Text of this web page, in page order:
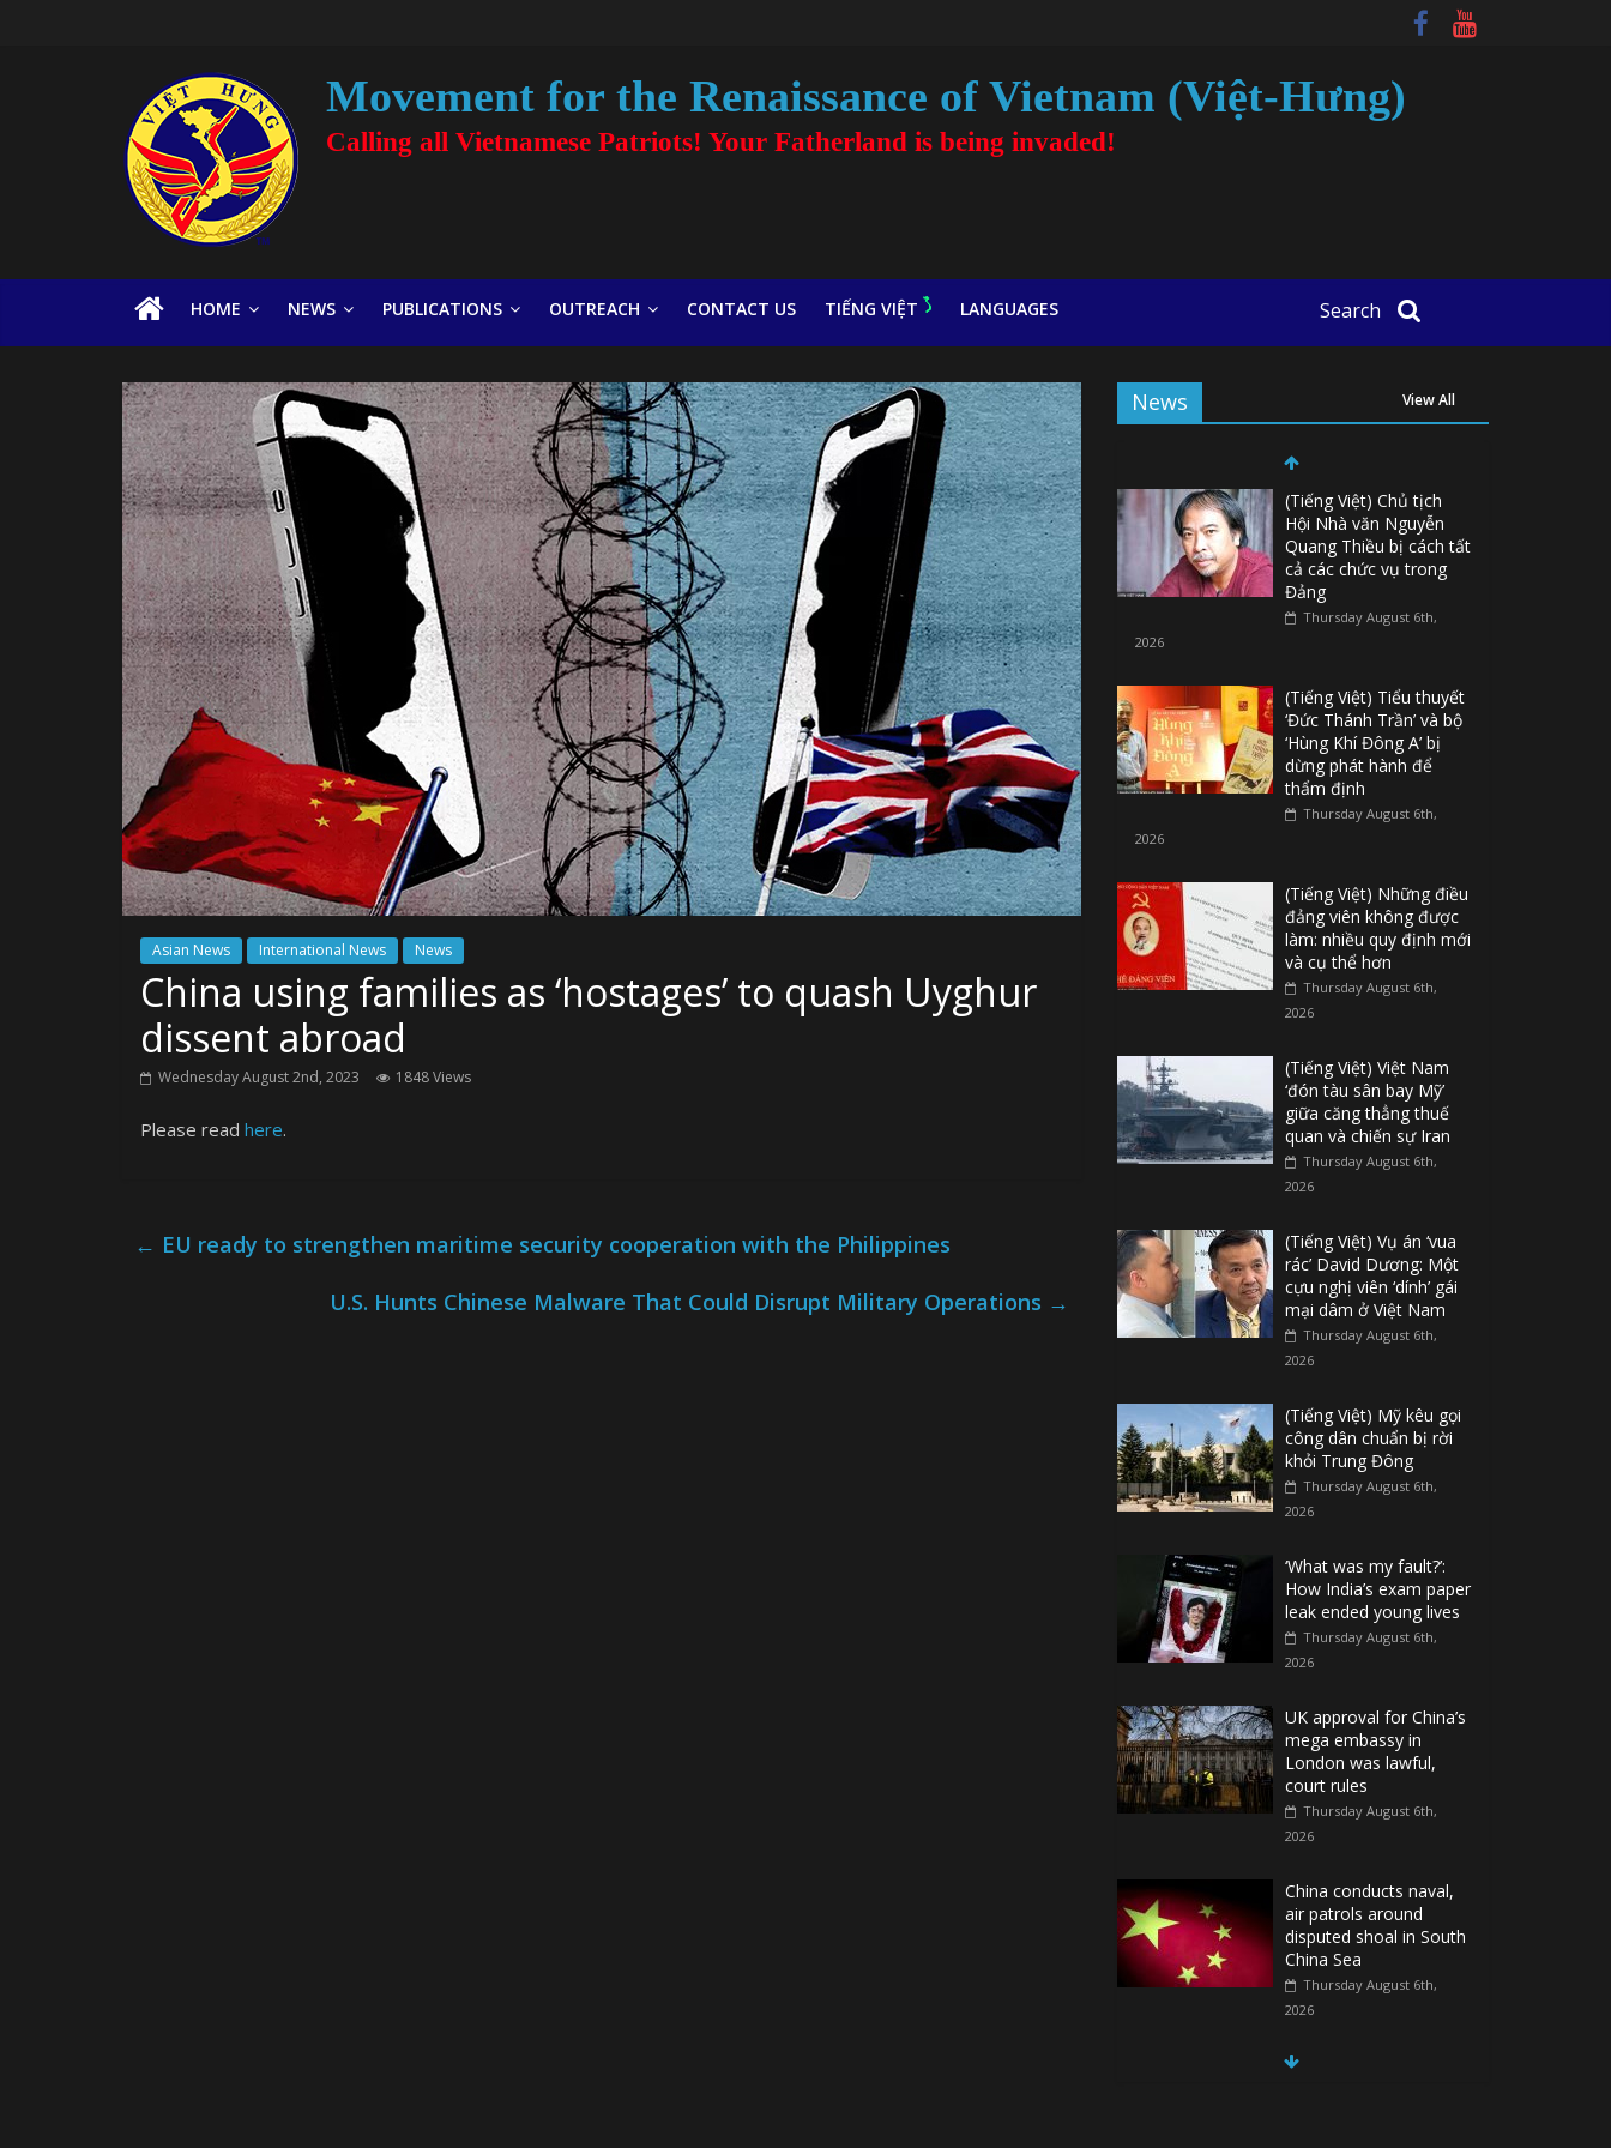
Movement for the Renaissance of Vietnam (Việt-Hưng)
Calling all Vietnamese Patriots! Your Fatherland is being invaded!
HOME NEWS PUBLICATIONS OUTREACH CONTACT US TIẾNG VIỆT LANGUAGES Search
Asian News International News News
China using families as ‘hostages’ to quash Uyghur
dissent abroad
Wednesday August 2nd, 2023 1848 Views
Please read here.
← EU ready to strengthen maritime security cooperation with the Philippines
U.S. Hunts Chinese Malware That Could Disrupt Military Operations →
News View All
(Tiếng Việt) Chủ tịch
Hội Nhà văn Nguyễn
Quang Thiều bị cách tất
cả các chức vụ trong
Đảng
Thursday August 6th,
2026
(Tiếng Việt) Tiểu thuyết
‘Đức Thánh Trần’ và bộ
‘Hùng Khí Đông A’ bị
dừng phát hành để
thẩm định
Thursday August 6th,
2026
(Tiếng Việt) Những điều
đảng viên không được
làm: nhiều quy định mới
và cụ thể hơn
Thursday August 6th,
2026
(Tiếng Việt) Việt Nam
‘đón tàu sân bay Mỹ’
giữa căng thẳng thuế
quan và chiến sự Iran
Thursday August 6th,
2026
(Tiếng Việt) Vụ án ‘vua
rác’ David Dương: Một
cựu nghị viên ‘dính’ gái
mại dâm ở Việt Nam
Thursday August 6th,
2026
(Tiếng Việt) Mỹ kêu gọi
công dân chuẩn bị rời
khỏi Trung Đông
Thursday August 6th,
2026
‘What was my fault?’:
How India’s exam paper
leak ended young lives
Thursday August 6th,
2026
UK approval for China’s
mega embassy in
London was lawful,
court rules
Thursday August 6th,
2026
China conducts naval,
air patrols around
disputed shoal in South
China Sea
Thursday August 6th,
2026
Spain Regains Control